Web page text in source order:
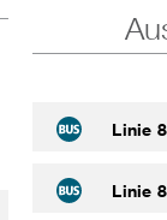
Linie
Linie